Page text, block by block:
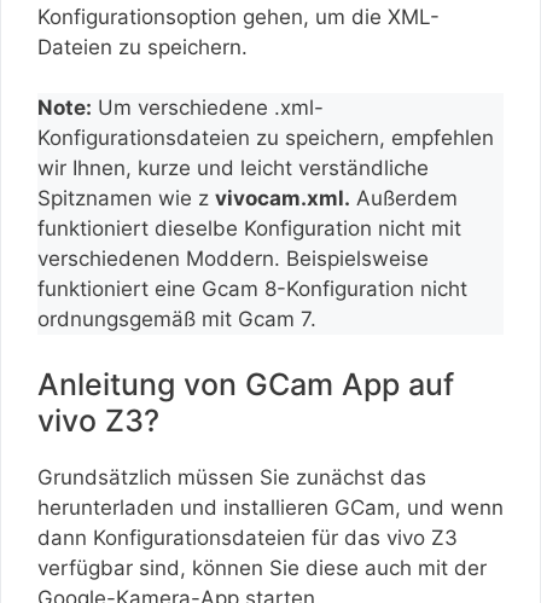
Konfigurationsoption gehen, um die XML-
Dateien zu speichern.
Note: Um verschiedene .xml-
Konfigurationsdateien zu speichern, empfehlen
wir Ihnen, kurze und leicht verständliche
Spitznamen wie z vivocam.xml. Außerdem
funktioniert dieselbe Konfiguration nicht mit
verschiedenen Moddern. Beispielsweise
funktioniert eine Gcam 8-Konfiguration nicht
ordnungsgemäß mit Gcam 7.
Anleitung von GCam App auf
vivo Z3?
Grundsätzlich müssen Sie zunächst das
herunterladen und installieren GCam, und wenn
dann Konfigurationsdateien für das vivo Z3
verfügbar sind, können Sie diese auch mit der
Google-Kamera-App starten.